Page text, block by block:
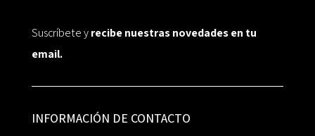
Suscríbete yrecibe nuestras novedades en tu
email.
INFORMACIÓN DE CONTACTO